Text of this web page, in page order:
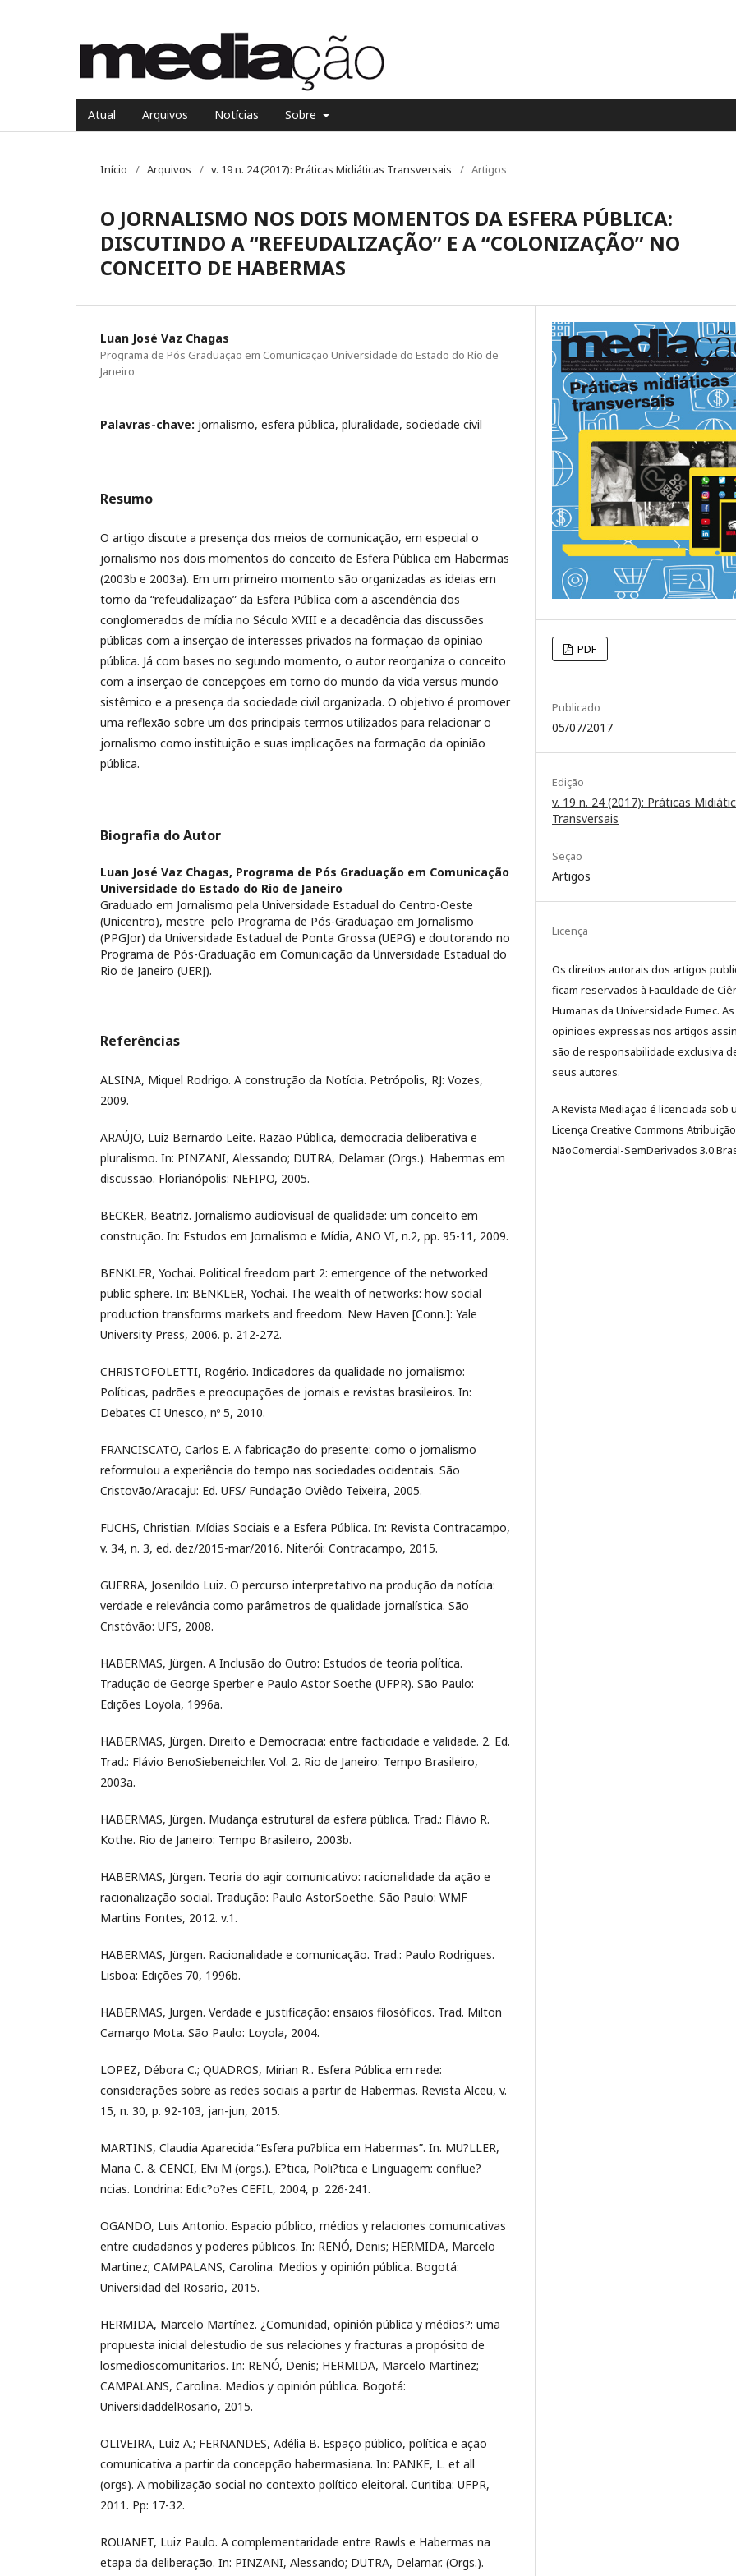
Atual Arquivos Notícias Sobre
Início / Arquivos / v. 19 n. 24 (2017): Práticas Midiáticas Transversais / Artigos
O JORNALISMO NOS DOIS MOMENTOS DA ESFERA PÚBLICA:
DISCUTINDO A “REFEUDALIZAÇÃO” E A “COLONIZAÇÃO” NO
CONCEITO DE HABERMAS
Luan José Vaz Chagas
Programa de Pós Graduação em Comunicação Universidade do Estado do Rio de
Janeiro
Palavras-chave: jornalismo, esfera pública, pluralidade, sociedade civil
Resumo
O artigo discute a presença dos meios de comunicação, em especial o
jornalismo nos dois momentos do conceito de Esfera Pública em Habermas
(2003b e 2003a). Em um primeiro momento são organizadas as ideias em
torno da “refeudalização” da Esfera Pública com a ascendência dos
conglomerados de mídia no Século XVIII e a decadência das discussões
públicas com a inserção de interesses privados na formação da opinião
pública. Já com bases no segundo momento, o autor reorganiza o conceito
com a inserção de concepções em torno do mundo da vida versus mundo
sistêmico e a presença da sociedade civil organizada. O objetivo é promover
uma reflexão sobre um dos principais termos utilizados para relacionar o
jornalismo como instituição e suas implicações na formação da opinião
pública.
Biografia do Autor
Luan José Vaz Chagas, Programa de Pós Graduação em Comunicação
Universidade do Estado do Rio de Janeiro
Graduado em Jornalismo pela Universidade Estadual do Centro-Oeste
(Unicentro), mestre pelo Programa de Pós-Graduação em Jornalismo
(PPGJor) da Universidade Estadual de Ponta Grossa (UEPG) e doutorando no
Programa de Pós-Graduação em Comunicação da Universidade Estadual do
Rio de Janeiro (UERJ).
Referências
ALSINA, Miquel Rodrigo. A construção da Notícia. Petrópolis, RJ: Vozes,
2009.
ARAÚJO, Luiz Bernardo Leite. Razão Pública, democracia deliberativa e
pluralismo. In: PINZANI, Alessando; DUTRA, Delamar. (Orgs.). Habermas em
discussão. Florianópolis: NEFIPO, 2005.
BECKER, Beatriz. Jornalismo audiovisual de qualidade: um conceito em
construção. In: Estudos em Jornalismo e Mídia, ANO VI, n.2, pp. 95-11, 2009.
BENKLER, Yochai. Political freedom part 2: emergence of the networked
public sphere. In: BENKLER, Yochai. The wealth of networks: how social
production transforms markets and freedom. New Haven [Conn.]: Yale
University Press, 2006. p. 212-272.
CHRISTOFOLETTI, Rogério. Indicadores da qualidade no jornalismo:
Políticas, padrões e preocupações de jornais e revistas brasileiros. In:
Debates CI Unesco, nº 5, 2010.
FRANCISCATO, Carlos E. A fabricação do presente: como o jornalismo
reformulou a experiência do tempo nas sociedades ocidentais. São
Cristovão/Aracaju: Ed. UFS/ Fundação Oviêdo Teixeira, 2005.
FUCHS, Christian. Mídias Sociais e a Esfera Pública. In: Revista Contracampo,
v. 34, n. 3, ed. dez/2015-mar/2016. Niterói: Contracampo, 2015.
GUERRA, Josenildo Luiz. O percurso interpretativo na produção da notícia:
verdade e relevância como parâmetros de qualidade jornalística. São
Cristóvão: UFS, 2008.
HABERMAS, Jürgen. A Inclusão do Outro: Estudos de teoria política.
Tradução de George Sperber e Paulo Astor Soethe (UFPR). São Paulo:
Edições Loyola, 1996a.
HABERMAS, Jürgen. Direito e Democracia: entre facticidade e validade. 2. Ed.
Trad.: Flávio BenoSiebeneichler. Vol. 2. Rio de Janeiro: Tempo Brasileiro,
2003a.
HABERMAS, Jürgen. Mudança estrutural da esfera pública. Trad.: Flávio R.
Kothe. Rio de Janeiro: Tempo Brasileiro, 2003b.
HABERMAS, Jürgen. Teoria do agir comunicativo: racionalidade da ação e
racionalização social. Tradução: Paulo AstorSoethe. São Paulo: WMF
Martins Fontes, 2012. v.1.
HABERMAS, Jürgen. Racionalidade e comunicação. Trad.: Paulo Rodrigues.
Lisboa: Edições 70, 1996b.
HABERMAS, Jurgen. Verdade e justificação: ensaios filosóficos. Trad. Milton
Camargo Mota. São Paulo: Loyola, 2004.
LOPEZ, Débora C.; QUADROS, Mirian R.. Esfera Pública em rede:
considerações sobre as redes sociais a partir de Habermas. Revista Alceu, v.
15, n. 30, p. 92-103, jan-jun, 2015.
MARTINS, Claudia Aparecida.“Esfera pu?blica em Habermas”. In. MU?LLER,
Maria C. & CENCI, Elvi M (orgs.). E?tica, Poli?tica e Linguagem: conflue?
ncias. Londrina: Edic?o?es CEFIL, 2004, p. 226-241.
OGANDO, Luis Antonio. Espacio público, médios y relaciones comunicativas
entre ciudadanos y poderes públicos. In: RENÓ, Denis; HERMIDA, Marcelo
Martinez; CAMPALANS, Carolina. Medios y opinión pública. Bogotá:
Universidad del Rosario, 2015.
HERMIDA, Marcelo Martínez. ¿Comunidad, opinión pública y médios?: uma
propuesta inicial delestudio de sus relaciones y fracturas a propósito de
losmedioscomunitarios. In: RENÓ, Denis; HERMIDA, Marcelo Martinez;
CAMPALANS, Carolina. Medios y opinión pública. Bogotá:
UniversidaddelRosario, 2015.
OLIVEIRA, Luiz A.; FERNANDES, Adélia B. Espaço público, política e ação
comunicativa a partir da concepção habermasiana. In: PANKE, L. et all
(orgs). A mobilização social no contexto político eleitoral. Curitiba: UFPR,
2011. Pp: 17-32.
ROUANET, Luiz Paulo. A complementaridade entre Rawls e Habermas na
etapa da deliberação. In: PINZANI, Alessando; DUTRA, Delamar. (Orgs.).
PDF
Publicado
05/07/2017
Edição
v. 19 n. 24 (2017): Práticas
Transversais
Seção
Artigos
Licença
Os direitos autorais dos artigos
ficam reservados à Faculdade de
Humanas da Universidade Fumec. As
opiniões expressas nos artigos
são de responsabilidade exclusiva
seus autores.
A Revista Mediação é licenciada sob
Licença Creative Commons
NãoComercial-SemDerivados 3.0